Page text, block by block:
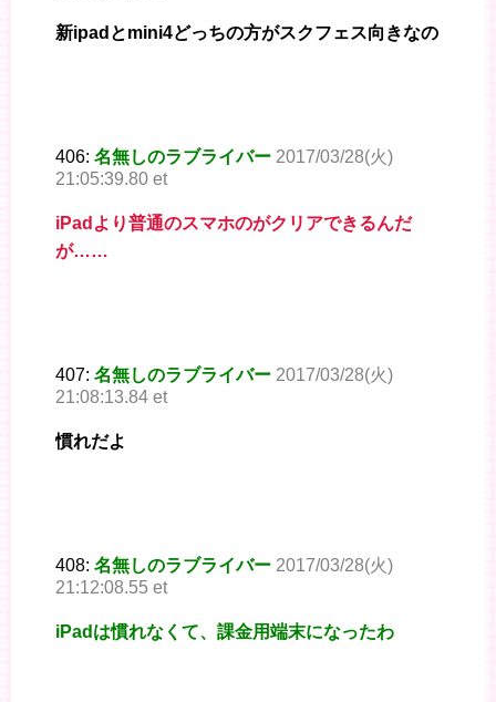
新ipadとmini4どっちの方がスクフェス向きなの
406: 名無しのラブライバー 2017/03/28(火)
21:05:39.80 et
iPadより普通のスマホのがクリアできるんだ
が……
407: 名無しのラブライバー 2017/03/28(火)
21:08:13.84 et
慣れだよ
408: 名無しのラブライバー 2017/03/28(火)
21:12:08.55 et
iPadは慣れなくて、課金用端末になったわ